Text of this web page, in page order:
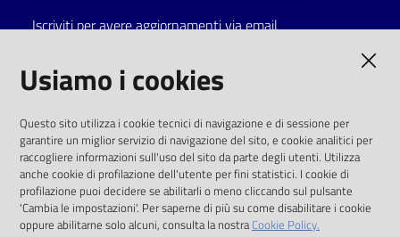
Iscriviti per avere aggiornamenti via email
solo alle condizioni previste dalla direttiva
comunitaria 2003/98/CE e dal d.lgs. 36/2006
SOCIAL
Usiamo i cookies
Questo sito utilizza i cookie tecnici di navigazione e di sessione per
garantire un miglior servizio di navigazione del sito, e cookie analitici per
raccogliere informazioni sull'uso del sito da parte degli utenti. Utilizza
anche cookie di profilazione dell'utente per fini statistici. I cookie di
profilazione puoi decidere se abilitarli o meno cliccando sul pulsante
'Cambia le impostazioni'. Per saperne di più su come disabilitare i cookie
oppure abilitarne solo alcuni, consulta la nostraCookie Policy.